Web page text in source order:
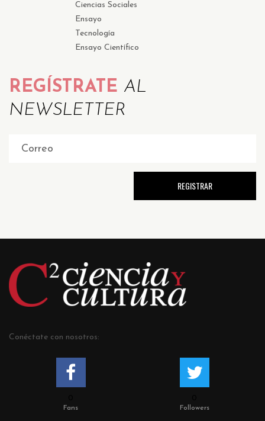
Ciencias Sociales
Ensayo
Tecnología
Ensayo Científico
REGÍSTRATE AL
NEWSLETTER
Conéctate con nosotros:
Fans Followers